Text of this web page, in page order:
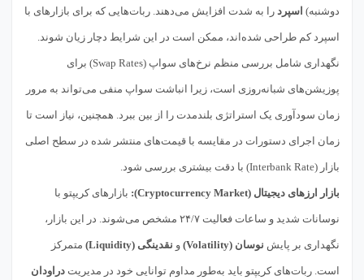
دوشنبه) اسپرد را به شدت افزایش می‌دهند. ربات‌هایی که برای بازارهای با
اسپرد کم طراحی شده‌اند، ممکن است در این شرایط دچار زیان شوند.
نگهداری شامل بررسی منظم نرخ‌های سواپ (Swap Rates) برای
پوزیشن‌های شبانه‌روزی است، زیرا انباشت سواپ منفی می‌تواند به مرور
زمان سودآوری یک استراتژی بلندمدت را از بین ببرد. همچنین، نیاز است تا
زمان اجرای دستورات در مقایسه با قیمت‌های منتشر شده در سطح اصلی
بازار (Interbank Rate) با دقت بیشتری بررسی شود.
بازار ارزهای دیجیتال (Cryptocurrency Market): بازارهای کریپتو با
نوسانات شدید و ساعات فعالیت ۲۴/۷ مشخص می‌شوند. در این بازار،
نگهداری بر پایش نوسان (Volatility) و نقدینگی (Liquidity) متمرکز
است. ربات‌های کریپتو باید به‌طور مداوم توانایی خود در مدیریت دراودان